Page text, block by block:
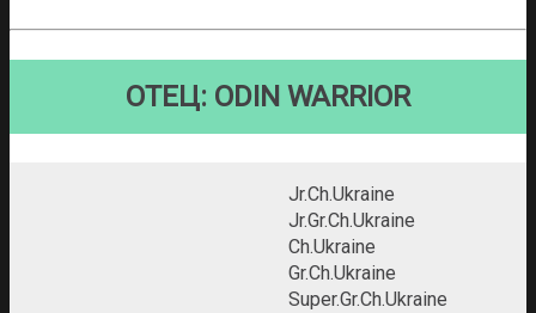
ОТЕЦ: ODIN WARRIOR
Jr.Ch.Ukraine
Jr.Gr.Ch.Ukraine
Ch.Ukraine
Gr.Ch.Ukraine
Super.Gr.Ch.Ukraine